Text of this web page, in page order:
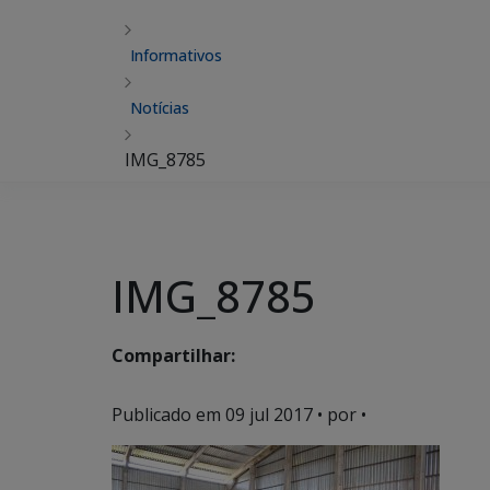
Informativos
Notícias
IMG_8785
IMG_8785
Compartilhar:
Publicado em 09 jul 2017 • por •